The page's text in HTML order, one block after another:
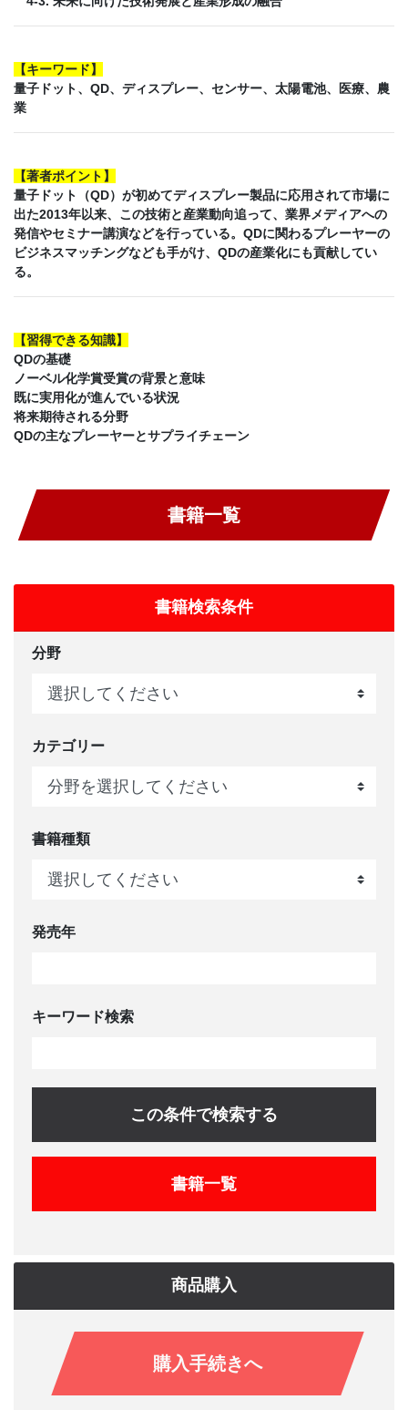
【キーワード】
量子ドット、QD、ディスプレー、センサー、太陽電池、医療、農
業
【著者ポイント】
量子ドット（QD）が初めてディスプレー製品に応用されて市場に
出た2013年以来、この技術と産業動向追って、業界メディアへの
発信やセミナー講演などを行っている。QDに関わるプレーヤーの
ビジネスマッチングなども手がけ、QDの産業化にも貢献してい
る。
【習得できる知識】
QDの基礎
ノーベル化学賞受賞の背景と意味
既に実用化が進んでいる状況
将来期待される分野
QDの主なプレーヤーとサプライチェーン
書籍一覧
書籍検索条件
分野
カテゴリー
書籍種類
発売年
キーワード検索
この条件で検索する
書籍一覧
商品購入
購入手続きへ